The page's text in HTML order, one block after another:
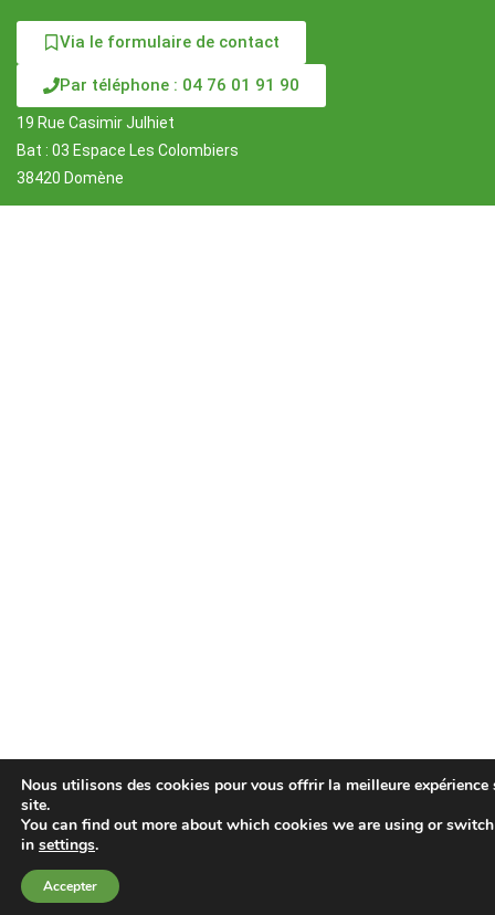
Via le formulaire de contact
Par téléphone : 04 76 01 91 90
19 Rue Casimir Julhiet
Bat : 03 Espace Les Colombiers
38420 Domène
Nous utilisons des cookies pour vous offrir la meilleure expérience
site.
You can find out more about which cookies we are using or
in settings.
Accepter